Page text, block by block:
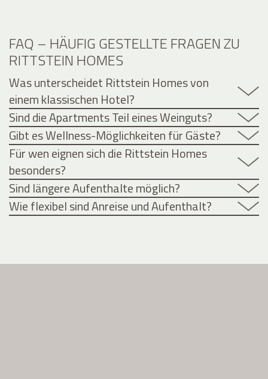
FAQ – HÄUFIG GESTELLTE FRAGEN ZU
RITTSTEIN HOMES
Was unterscheidet Rittstein Homes von
einem klassischen Hotel?
Sind die Apartments Teil eines Weinguts?
Gibt es Wellness-Möglichkeiten für Gäste?
Für wen eignen sich die Rittstein Homes
besonders?
Sind längere Aufenthalte möglich?
Wie flexibel sind Anreise und Aufenthalt?